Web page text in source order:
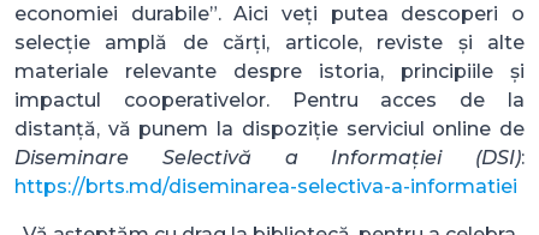
economiei durabile”. Aici veți putea descoperi o
selecție amplă de cărți, articole, reviste și alte
materiale relevante despre istoria, principiile și
impactul cooperativelor. Pentru acces de la
distanță, vă punem la dispoziție serviciul online de
Diseminare Selectivă a Informației (DSI):
https://brts.md/diseminarea-selectiva-a-informatiei